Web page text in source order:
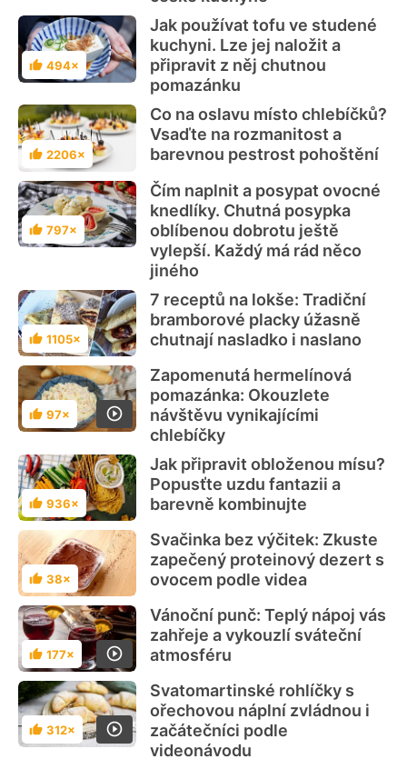
Hodnocení
494×
Jak používat tofu ve studené
kuchyni. Lze jej naložit a
připravit z něj chutnou
pomazánku
Hodnocení
2206×
Co na oslavu místo chlebíčků?
Vsaďte na rozmanitost a
barevnou pestrost pohoštění
Hodnocení
797×
Čím naplnit a posypat ovocné
knedlíky. Chutná posypka
oblíbenou dobrotu ještě
vylepší. Každý má rád něco
jiného
Hodnocení
1105×
7 receptů na lokše: Tradiční
bramborové placky úžasně
chutnají nasladko i naslano
Hodnocení
97×
Zapomenutá hermelínová
pomazánka: Okouzlete
návštěvu vynikajícími
chlebíčky
Hodnocení
936×
Jak připravit obloženou mísu?
Popusťte uzdu fantazii a
barevně kombinujte
Hodnocení
38×
Svačinka bez výčitek: Zkuste
zapečený proteinový dezert s
ovocem podle videa
Hodnocení
177×
Vánoční punč: Teplý nápoj vás
zahřeje a vykouzlí sváteční
atmosféru
Hodnocení
312×
Svatomartinské rohlíčky s
ořechovou náplní zvládnou i
začátečníci podle
videonávodu